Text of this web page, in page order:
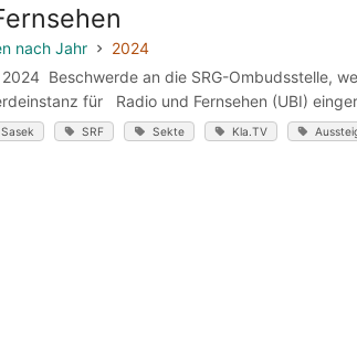
nach Jahr
2024
2024 Beschwerde an die SRG-Ombudsstelle,
für Radio und Fernsehen (UBI)
SRF Sekte Kla.TV